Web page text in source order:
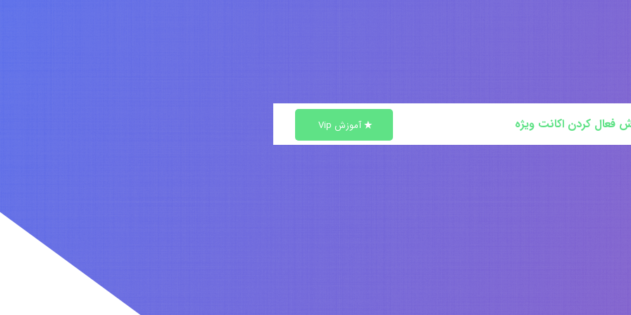
فعال کردن اکانت ویژه آموزش Vip